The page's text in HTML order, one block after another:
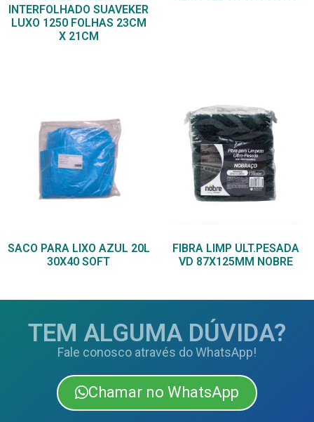
INTERFOLHADO SUAVEKER
LUXO 1250 FOLHAS 23CM
X 21CM
SACO PARA LIXO AZUL 20L
30X40 SOFT
FIBRA LIMP ULT.PESADA
VD 87X125MM NOBRE
TEM ALGUMA DÚVIDA?
Fale conosco através do WhatsApp!
Chamar no WhatsApp